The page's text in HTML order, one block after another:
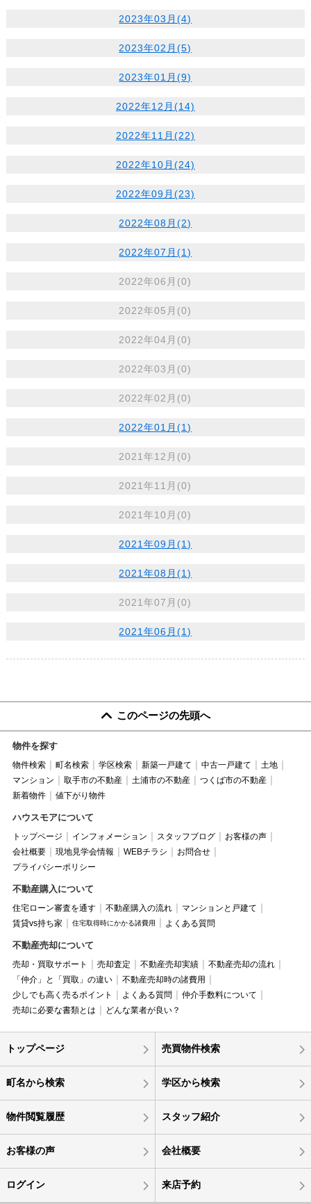
2023年03月(4)
2023年02月(5)
2023年01月(9)
2022年12月(14)
2022年11月(22)
2022年10月(24)
2022年09月(23)
2022年08月(2)
2022年07月(1)
2022年06月(0)
2022年05月(0)
2022年04月(0)
2022年03月(0)
2022年02月(0)
2022年01月(1)
2021年12月(0)
2021年11月(0)
2021年10月(0)
2021年09月(1)
2021年08月(1)
2021年07月(0)
2021年06月(1)
このページの先頭へ
物件を探す
物件検索 町名検索 学区検索 新築一戸建て 中古一戸建て
土地
マンション
取手市の不動産 土浦市の不動産
つくば市の不動産
新着物件
値下がり物件
ハウスモアについて
トップページ インフォメーション スタッフブログ
お客様の声
会社概要
現地見学会情報 WEBチラシ
お問合せ
プライバシーポリシー
不動産購入について
住宅ローン審査を通す 不動産購入の流れ
マンションと戸建て
賃貸vs持ち家
住宅取得時にかかる諸費用 よくある質問
不動産売却について
売却・買取サポート 売却査定 不動産売却実績
不動産売却の流れ
「仲介」と「買取」の違い
不動産売却時の諸費用
少しでも高く売るポイント
よくある質問
仲介手数料について
売却に必要な書類とは
どんな業者が良い？
トップページ 売買物件検索
町名から検索 学区から検索
物件閲覧履歴 スタッフ紹介
お客様の声 会社概要
ログイン 来店予約